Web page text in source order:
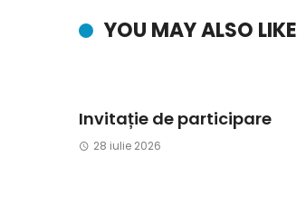
YOU MAY ALSO LIKE
Invitație de participare
28 iulie 2026